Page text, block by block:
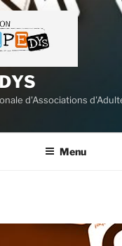
d'Associations
Menu